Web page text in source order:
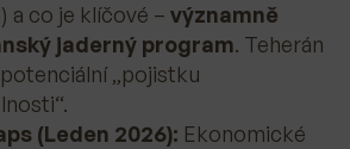
a co je klíčové – významně
jaderný program. Teherán
„pojistku
(Leden 2026): Ekonomické